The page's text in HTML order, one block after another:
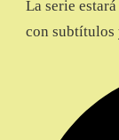
La serie
con subtítulos